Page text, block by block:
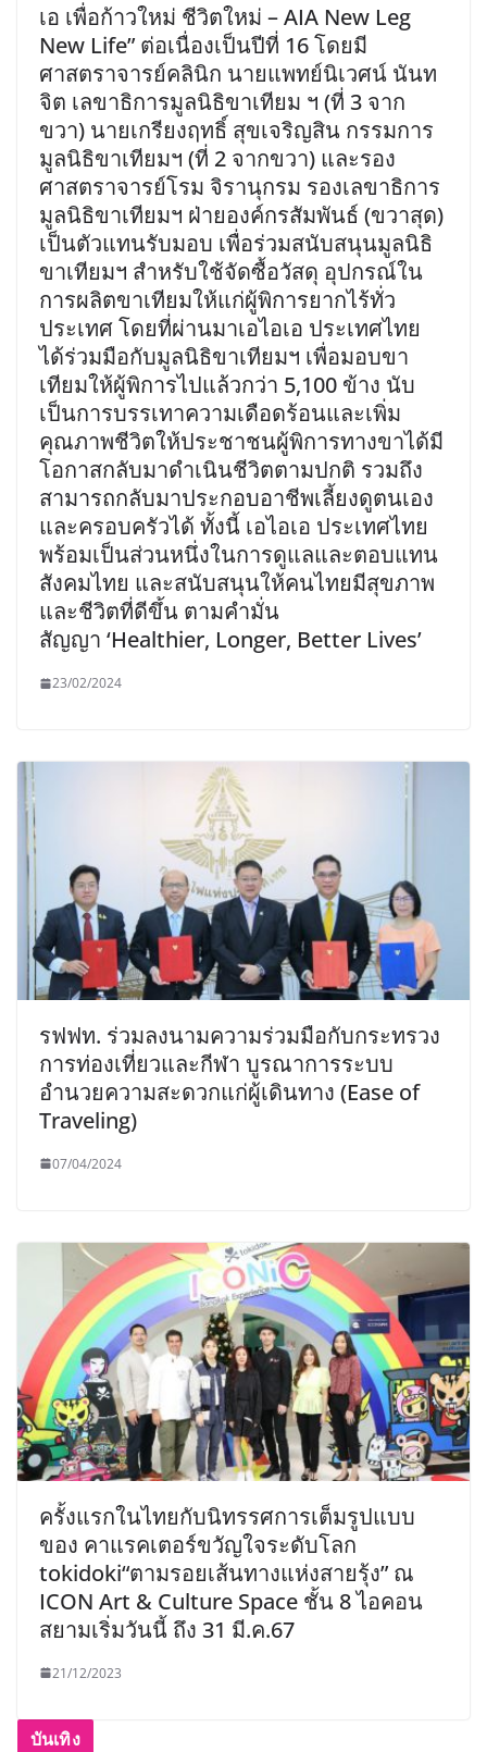
เอ เพื่อก้าวใหม่ ชีวิตใหม่ – AIA New Leg
New Life” ต่อเนื่องเป็นปีที่ 16 โดยมี
ศาสตราจารย์คลินิก นายแพทย์นิเวศน์ นันท
จิต เลขาธิการมูลนิธิขาเทียม ฯ (ที่ 3 จาก
ขวา) นายเกรียงฤทธิ์ สุขเจริญสิน กรรมการ
มูลนิธิขาเทียมฯ (ที่ 2 จากขวา) และรอง
ศาสตราจารย์โรม จิรานุกรม รองเลขาธิการ
มูลนิธิขาเทียมฯ ฝ่ายองค์กรสัมพันธ์ (ขวาสุด)
เป็นตัวแทนรับมอบ เพื่อร่วมสนับสนุนมูลนิธิ
ขาเทียมฯ สำหรับใช้จัดซื้อวัสดุ อุปกรณ์ใน
การผลิตขาเทียมให้แก่ผู้พิการยากไร้ทั่ว
ประเทศ โดยที่ผ่านมาเอไอเอ ประเทศไทย
ได้ร่วมมือกับมูลนิธิขาเทียมฯ เพื่อมอบขา
เทียมให้ผู้พิการไปแล้วกว่า 5,100 ข้าง นับ
เป็นการบรรเทาความเดือดร้อนและเพิ่ม
คุณภาพชีวิตให้ประชาชนผู้พิการทางขาได้มี
โอกาสกลับมาดำเนินชีวิตตามปกติ รวมถึง
สามารถกลับมาประกอบอาชีพเลี้ยงดูตนเอง
และครอบครัวได้ ทั้งนี้ เอไอเอ ประเทศไทย
พร้อมเป็นส่วนหนึ่งในการดูแลและตอบแทน
สังคมไทย และสนับสนุนให้คนไทยมีสุขภาพ
และชีวิตที่ดีขึ้น ตามคำมั่น
สัญญา ‘Healthier, Longer, Better Lives’
23/02/2024
รฟฟท. ร่วมลงนามความร่วมมือกับกระทรวง
การท่องเที่ยวและกีฬา บูรณาการระบบ
อำนวยความสะดวกแก่ผู้เดินทาง (Ease of
Traveling)
07/04/2024
ครั้งแรกในไทยกับนิทรรศการเต็มรูปแบบ
ของ คาแรคเตอร์ขวัญใจระดับโลก
tokidoki“ตามรอยเส้นทางแห่งสายรุ้ง” ณ
ICON Art & Culture Space ชั้น 8 ไอคอน
สยามเริ่มวันนี้ ถึง 31 มี.ค.67
21/12/2023
บันเทิง